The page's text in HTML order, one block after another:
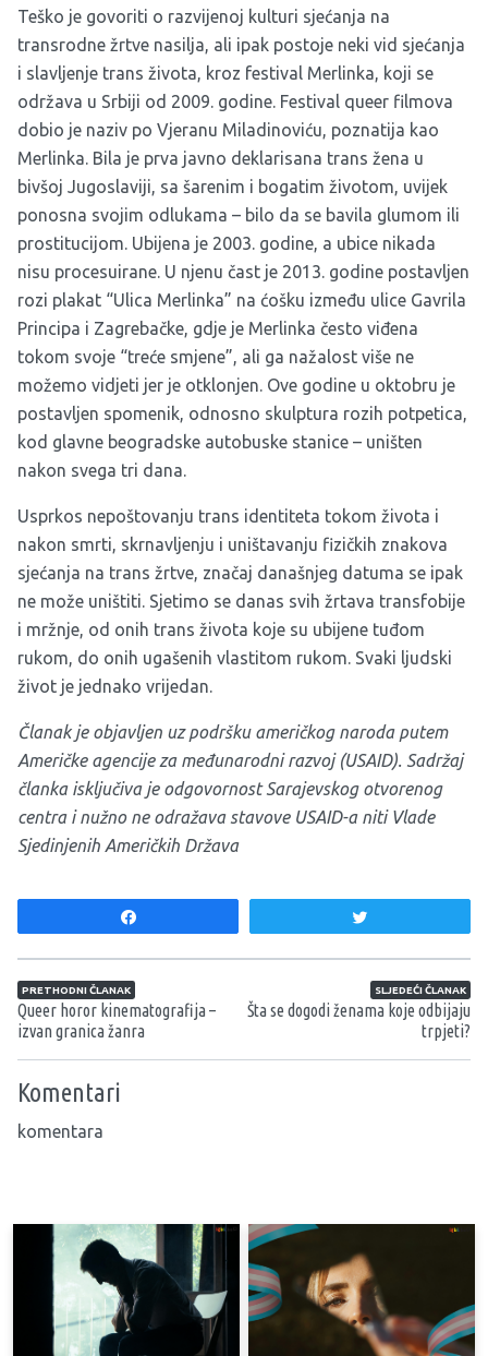
Teško je govoriti o razvijenoj kulturi sjećanja na
transrodne žrtve nasilja, ali ipak postoje neki vid sjećanja
i slavljenje trans života, kroz festival Merlinka, koji se
održava u Srbiji od 2009. godine. Festival queer filmova
dobio je naziv po Vjeranu Miladinoviću, poznatija kao
Merlinka. Bila je prva javno deklarisana trans žena u
bivšoj Jugoslaviji, sa šarenim i bogatim životom, uvijek
ponosna svojim odlukama – bilo da se bavila glumom ili
prostitucijom. Ubijena je 2003. godine, a ubice nikada
nisu procesuirane. U njenu čast je 2013. godine postavljen
rozi plakat “Ulica Merlinka” na ćošku između ulice Gavrila
Principa i Zagrebačke, gdje je Merlinka često viđena
tokom svoje “treće smjene”, ali ga nažalost više ne
možemo vidjeti jer je otklonjen. Ove godine u oktobru je
postavljen spomenik, odnosno skulptura rozih potpetica,
kod glavne beogradske autobuske stanice – uništen
nakon svega tri dana.
Usprkos nepoštovanju trans identiteta tokom života i
nakon smrti, skrnavljenju i uništavanju fizičkih znakova
sjećanja na trans žrtve, značaj današnjeg datuma se ipak
ne može uništiti. Sjetimo se danas svih žrtava transfobije
i mržnje, od onih trans života koje su ubijene tuđom
rukom, do onih ugašenih vlastitom rukom. Svaki ljudski
život je jednako vrijedan.
Članak je objavljen uz podršku američkog naroda putem
Američke agencije za međunarodni razvoj (USAID). Sadržaj
članka isključiva je odgovornost Sarajevskog otvorenog
centra i nužno ne odražava stavove USAID-a niti Vlade
Sjedinjenih Američkih Država
Navigacija članaka
PRETHODNI ČLANAK
Queer horor kinematografija –
izvan granica žanra
SLJEDEĆI ČLANAK
Šta se dogodi ženama koje odbijaju
trpjeti?
Komentari
komentara